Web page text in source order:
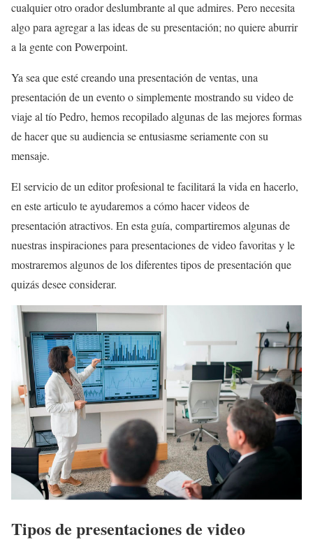
cualquier otro orador deslumbrante al que admires. Pero necesita
algo para agregar a las ideas de su presentación; no quiere aburrir
a la gente con Powerpoint.
Ya sea que esté creando una presentación de ventas, una
presentación de un evento o simplemente mostrando su video de
viaje al tío Pedro, hemos recopilado algunas de las mejores formas
de hacer que su audiencia se entusiasme seriamente con su
mensaje.
El servicio de un editor profesional te facilitará la vida en hacerlo,
en este articulo te ayudaremos a cómo hacer videos de
presentación atractivos. En esta guía, compartiremos algunas de
nuestras inspiraciones para presentaciones de video favoritas y le
mostraremos algunos de los diferentes tipos de presentación que
quizás desee considerar.
Tipos de presentaciones de video